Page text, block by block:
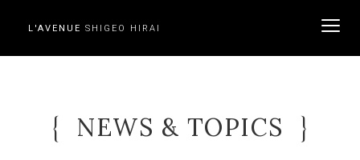
L'AVENUE SHIGEO HIRAI
NEWS & TOPICS